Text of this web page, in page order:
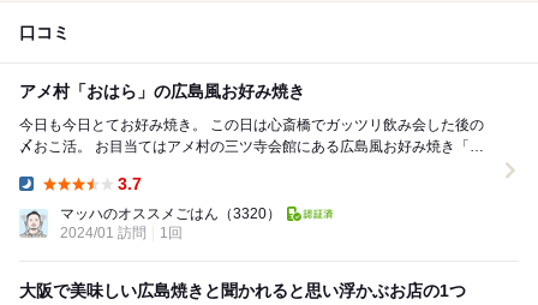
口コミ
アメ村「おはら」の広島風お好み焼き
今日も今日とてお好み焼き。 この日は心斎橋でガッツリ飲み会した後の
〆おこ活。 お目当てはアメ村の三ツ寺会館にある広島風お好み焼き「お
3.7
マッハのオススメごはん （3320）
2024/01 訪問
1回
大阪で美味しい広島焼きと聞かれると思い浮かぶお店の1つ